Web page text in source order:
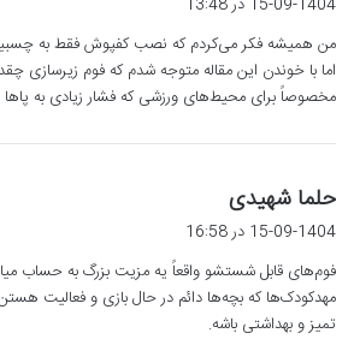
:
من همیشه فکر می‌کردم که نصب کفپوش فقط به
اما با خوندن این مقاله متوجه شدم که فوم زیرسازی
مخصوصاً برای محیط‌های ورزشی که فشار زیادی به پاها
حلما شهیدی
ف
:
15-09-1404 در 16:58
فوم‌های قابل شستشو واقعاً یه مزیت بزرگ به حساب
مهدکودک‌ها که بچه‌ها دائم در حال بازی و فعالیت
تمیز و بهداشتی باشه.